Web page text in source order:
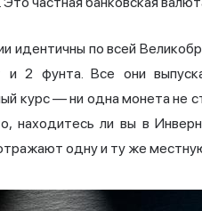
по всей
и 2 фунта. Все они
курс — ни одна монета не
находитесь ли вы в
одну и ту же